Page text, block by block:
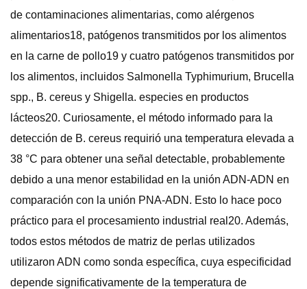
de contaminaciones alimentarias, como alérgenos
alimentarios18, patógenos transmitidos por los alimentos
en la carne de pollo19 y cuatro patógenos transmitidos por
los alimentos, incluidos Salmonella Typhimurium, Brucella
spp., B. cereus y Shigella. especies en productos
lácteos20. Curiosamente, el método informado para la
detección de B. cereus requirió una temperatura elevada a
38 °C para obtener una señal detectable, probablemente
debido a una menor estabilidad en la unión ADN-ADN en
comparación con la unión PNA-ADN. Esto lo hace poco
práctico para el procesamiento industrial real20. Además,
todos estos métodos de matriz de perlas utilizados
utilizaron ADN como sonda específica, cuya especificidad
depende significativamente de la temperatura de